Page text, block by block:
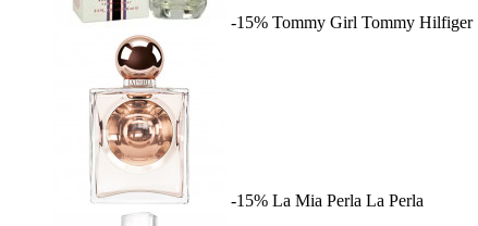
-15% Tommy Girl Tommy Hilfiger
-15% La Mia Perla La Perla